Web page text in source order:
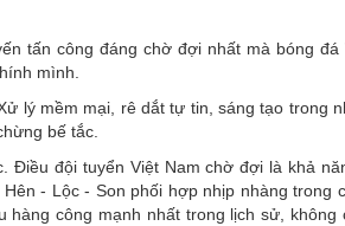
tấn công đáng chờ đợi nhất mà bóng đá
mình.
lý mềm mại, rê dắt tự tin, sáng tạo trong
bế tắc.
Điều đội tuyển Việt Nam chờ đợi là khả
- Lộc - Son phối hợp nhịp nhàng trong
công mạnh nhất trong lịch sử, không